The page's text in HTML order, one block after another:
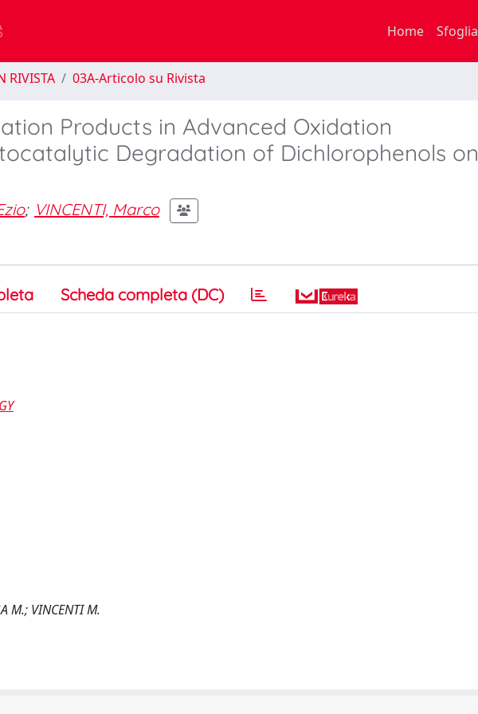
Home Sfoglia
RIVISTA 03A-Articolo su Rivista
Products in Advanced Oxidation
Degradation of Dichlorophenols on
; VINCENTI, Marco
Scheda completa (DC)
M.; VINCENTI M.